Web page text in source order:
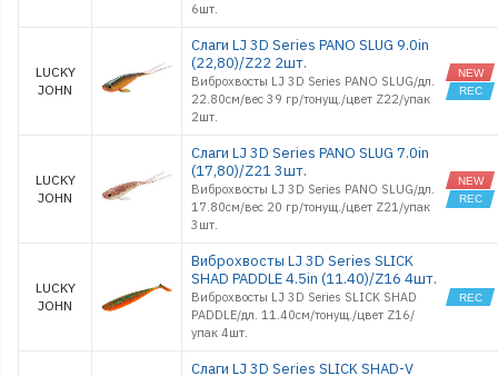
6шт.
LUCKY
JOHN
Слаги LJ 3D Series PANO SLUG 9.0in
(22,80)/Z22 2шт.
Виброхвосты LJ 3D Series PANO SLUG/дл.
22.80см/вес 39 гр/тонущ./цвет Z22/упак
2шт.
LUCKY
JOHN
Слаги LJ 3D Series PANO SLUG 7.0in
(17,80)/Z21 3шт.
Виброхвосты LJ 3D Series PANO SLUG/дл.
17.80см/вес 20 гр/тонущ./цвет Z21/упак
3шт.
LUCKY
JOHN
Виброхвосты LJ 3D Series SLICK
SHAD PADDLE 4.5in (11.40)/Z16 4шт.
Виброхвосты LJ 3D Series SLICK SHAD
PADDLE/дл. 11.40см/тонущ./цвет Z16/
упак 4шт.
Слаги LJ 3D Series SLICK SHAD-V